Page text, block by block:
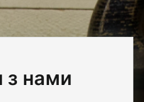
з нами